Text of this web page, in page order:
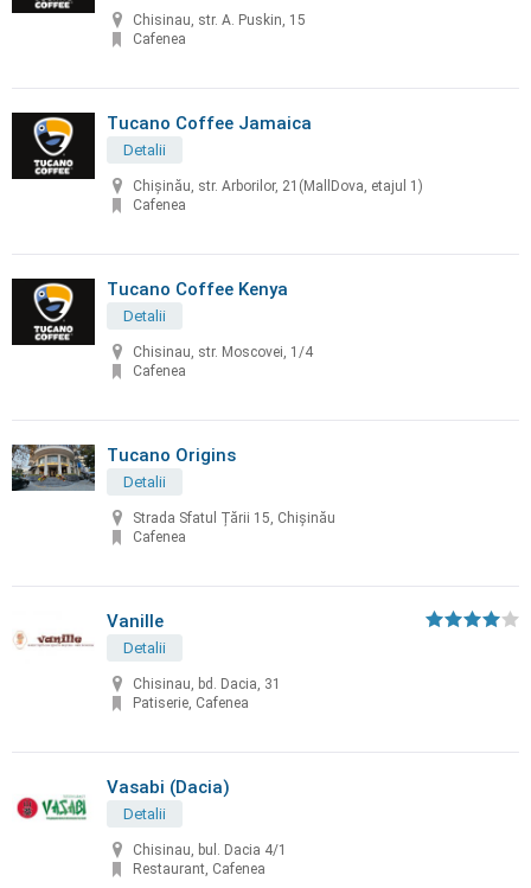
Chisinau, str. A. Puskin, 15
Cafenea
Tucano Coffee Jamaica
Detalii
Chişinău, str. Arborilor, 21(MallDova, etajul 1)
Cafenea
Tucano Coffee Kenya
Detalii
Chisinau, str. Moscovei, 1/4
Cafenea
Tucano Origins
Detalii
Strada Sfatul Țării 15, Chișinău
Cafenea
Vanille
Detalii
Chisinau, bd. Dacia, 31
Patiserie, Cafenea
Vasabi (Dacia)
Detalii
Chisinau, bul. Dacia 4/1
Restaurant, Cafenea